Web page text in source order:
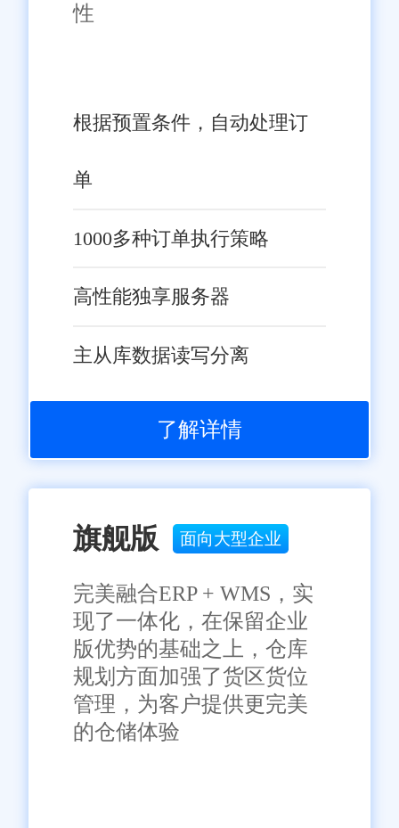
性
根据预置条件，自动处理订
单
1000多种订单执行策略
高性能独享服务器
主从库数据读写分离
了解详情
旗舰版 面向大型企业
完美融合ERP + WMS，实
现了一体化，在保留企业
版优势的基础之上，仓库
规划方面加强了货区货位
管理，为客户提供更完美
的仓储体验